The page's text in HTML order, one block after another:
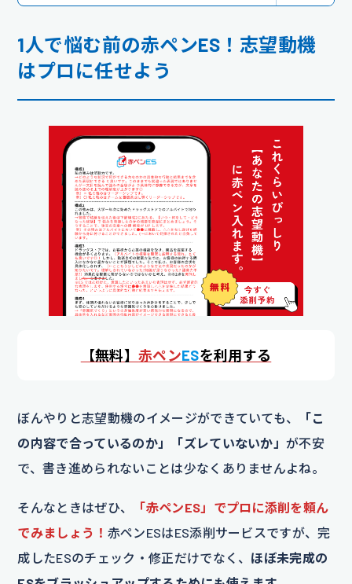
1人で悩む前の赤ペンES！志望動機
はプロに任せよう
【無料】赤ペンESを利用する
ぼんやりと志望動機のイメージができていても、
「こ
の内容で合っているのか」「ズレていないか」が不安
で、書き進められないことは少なくありませんよね。
そんなときはぜひ、
「赤ペンES」でプロに添削を頼ん
でみましょう！ 赤ペンESはES添削サービスですが、完
成したESのチェック・修正だけでなく、 ほぼ未完成の